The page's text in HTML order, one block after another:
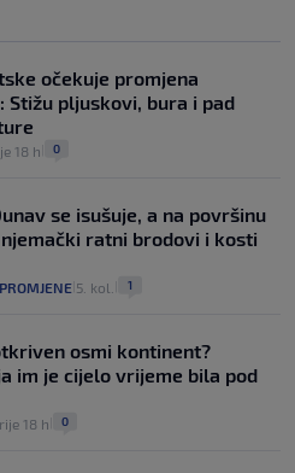
očekuje promjena
Stižu pljuskovi, bura i pad
18 h 0
se isušuje, a na površinu
ratni brodovi i kosti
5. kol. 1
osmi kontinent?
im je cijelo vrijeme bila pod
18 h 0